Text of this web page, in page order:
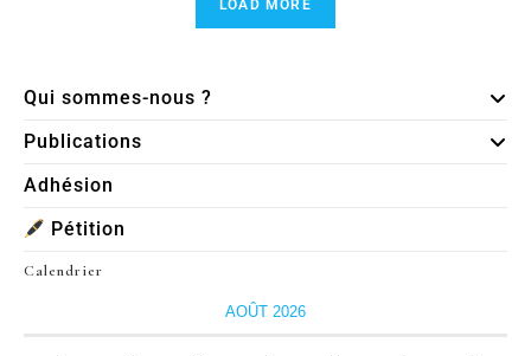
LOAD MORE
Qui sommes-nous ?
Publications
Adhésion
Pétition
Calendrier
AOÛT 2026